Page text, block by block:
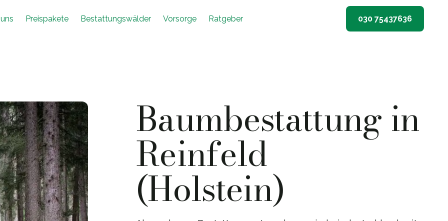
Preispakete Bestattungswälder Vorsorge Ratgeber 030 75437636
Baumbestattung in
Reinfeld
(Holstein)